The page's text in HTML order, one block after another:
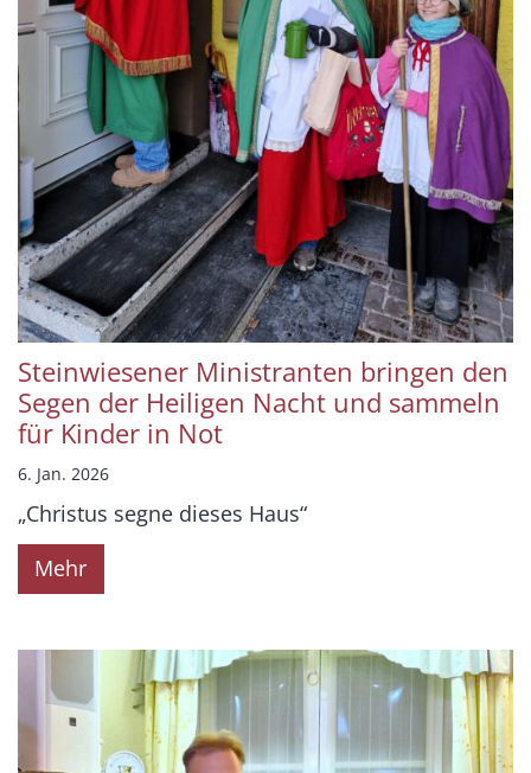
Steinwiesener Ministranten bringen den
Segen der Heiligen Nacht und sammeln
für Kinder in Not
6. Jan. 2026
„Christus segne dieses Haus“
Mehr